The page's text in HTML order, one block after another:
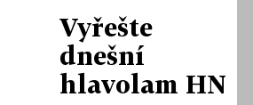
Vyřešte
dnešní
hlavolam HN